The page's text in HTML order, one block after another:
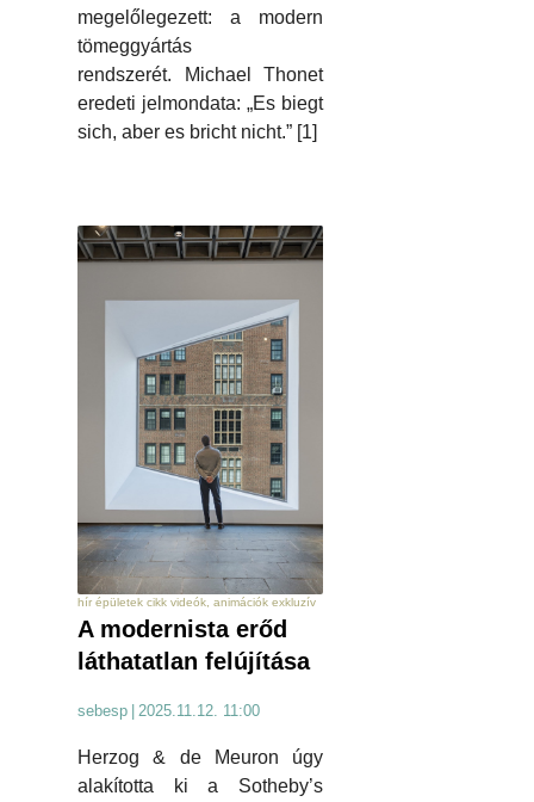
megelőlegezett: a modern
tömeggyártás
rendszerét. Michael Thonet
eredeti jelmondata: „Es biegt
sich, aber es bricht nicht.” [1]
hír épületek cikk videók, animációk exkluzív
A modernista erőd
láthatatlan felújítása
sebesp 2025.11.12. 11:00
Herzog & de Meuron úgy
alakította ki a Sotheby’s